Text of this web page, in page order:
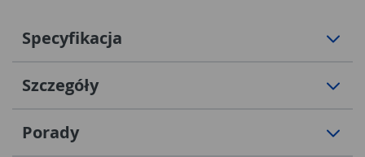
Specyfikacja
Szczegóły
Porady